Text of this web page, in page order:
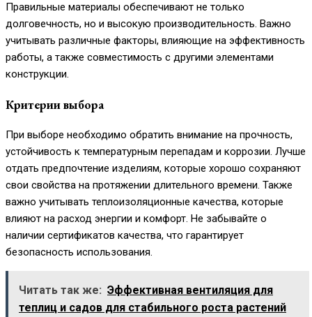
Правильные материалы обеспечивают не только
долговечность, но и высокую производительность. Важно
учитывать различные факторы, влияющие на эффективность
работы, а также совместимость с другими элементами
конструкции.
Критерии выбора
При выборе необходимо обратить внимание на прочность,
устойчивость к температурным перепадам и коррозии. Лучше
отдать предпочтение изделиям, которые хорошо сохраняют
свои свойства на протяжении длительного времени. Также
важно учитывать теплоизоляционные качества, которые
влияют на расход энергии и комфорт. Не забывайте о
наличии сертификатов качества, что гарантирует
безопасность использования.
Читать так же: Эффективная вентиляция для
теплиц и садов для стабильного роста растений